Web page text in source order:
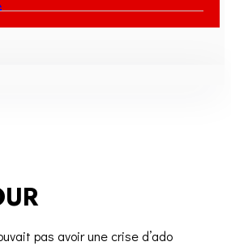
pas avoir une crise d’ado